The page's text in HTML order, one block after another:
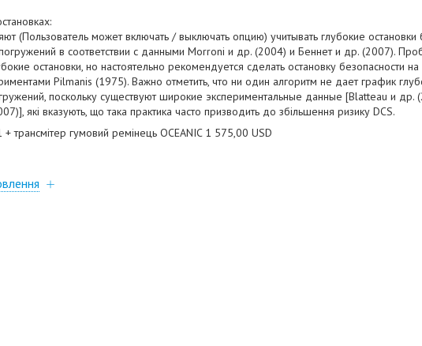
(Пользователь может включать / выключать опцию) учитывать глубокие остановки
в соответствии с данными Morroni и др. (2004) и Беннет и др. (2007).
остановки, но настоятельно рекомендуется сделать остановку безопасности
Pilmanis (1975). Важно отметить, что ни один алгоритм не дает график
поскольку существуют широкие экспериментальные данные [Blatteau и др.
які вказують, що така практика часто призводить до збільшення ризику DCS.
трансмітер гумовий ремінець OCEANIC 1 575,00 USD